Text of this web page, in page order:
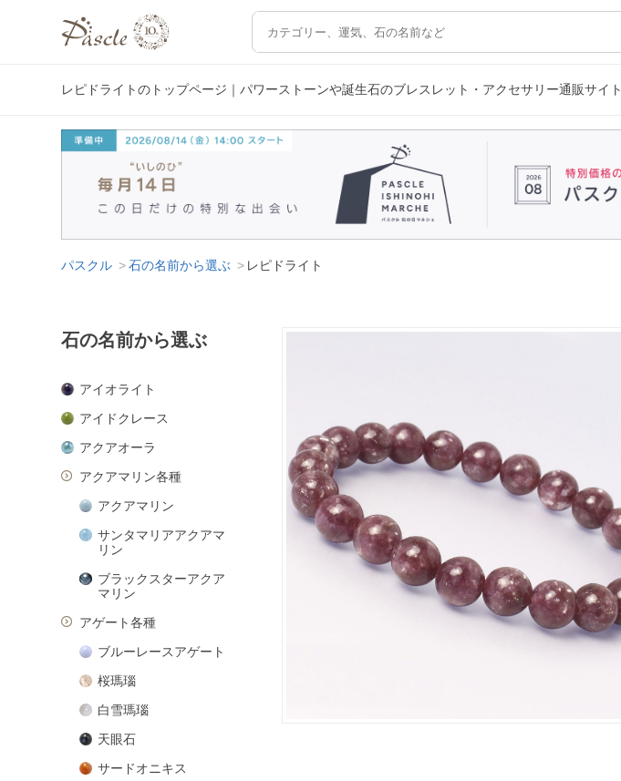
レピドライトのトップページ｜パワーストーンや誕生石のブレスレット・アクセサリー通販サイト
パスクル 石の名前から選ぶ レピドライト
石の名前から選ぶ
アイオライト
アイドクレース
アクアオーラ
アクアマリン各種
アクアマリン
サンタマリアアクアマ
リン
ブラックスターアクア
マリン
アゲート各種
ブルーレースアゲート
桜瑪瑙
白雪瑪瑙
天眼石
サードオニキス